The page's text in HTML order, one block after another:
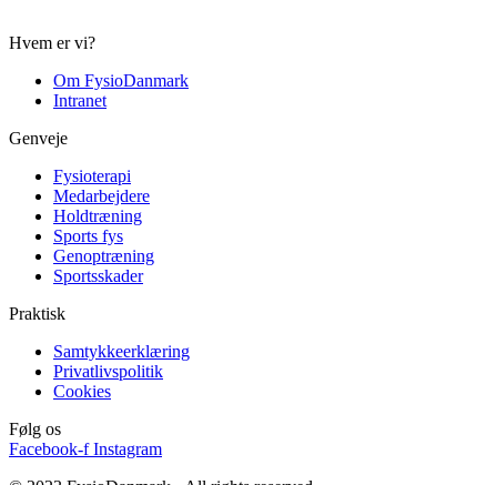
Hvem er vi?
Om FysioDanmark
Intranet
Genveje
Fysioterapi
Medarbejdere
Holdtræning
Sports fys
Genoptræning
Sportsskader
Praktisk
Samtykkeerklæring
Privatlivspolitik
Cookies
Følg os
Facebook-f Instagram